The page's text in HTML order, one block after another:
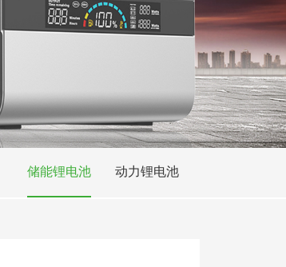
储能锂电池 动力锂电池